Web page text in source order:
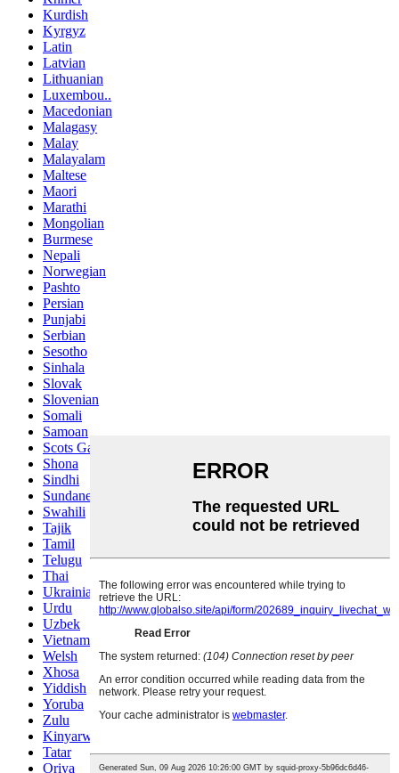
Kurdish
Kyrgyz
Latin
Latvian
Lithuanian
Luxembou..
Macedonian
Malagasy
Malay
Malayalam
Maltese
Maori
Marathi
Mongolian
Burmese
Nepali
Norwegian
Pashto
Persian
Punjabi
Serbian
Sesotho
Sinhala
Slovak
Slovenian
Somali
Samoan
Scots Gaelic
Shona
Sindhi
Sundanese
Swahili
Tajik
Tamil
Telugu
Thai
Ukrainian
Urdu
Uzbek
Vietnamese
Welsh
Xhosa
Yiddish
Yoruba
Zulu
Kinyarwanda
Tatar
Oriya